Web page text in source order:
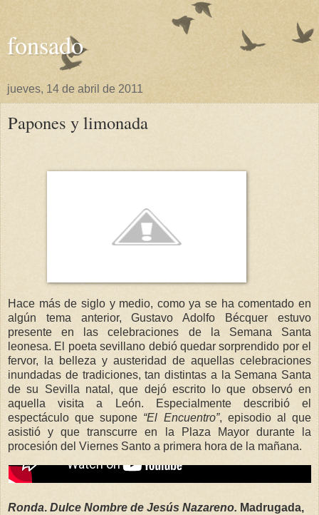
fonsado
jueves, 14 de abril de 2011
Papones y limonada
Hace más de siglo y medio, como ya se ha comentado en
algún tema anterior, Gustavo Adolfo Bécquer estuvo
presente en las celebraciones de la Semana Santa
leonesa. El poeta sevillano debió quedar sorprendido por el
fervor, la belleza y austeridad de aquellas celebraciones
inundadas de tradiciones, tan distintas a la Semana Santa
de su Sevilla natal, que dejó escrito lo que observó en
aquella visita a León. Especialmente describió el
espectáculo que supone “El Encuentro”, episodio al que
asistió y que transcurre en la Plaza Mayor durante la
procesión del Viernes Santo a primera hora de la mañana.
Ronda. Dulce Nombre de Jesús Nazareno. Madrugada,